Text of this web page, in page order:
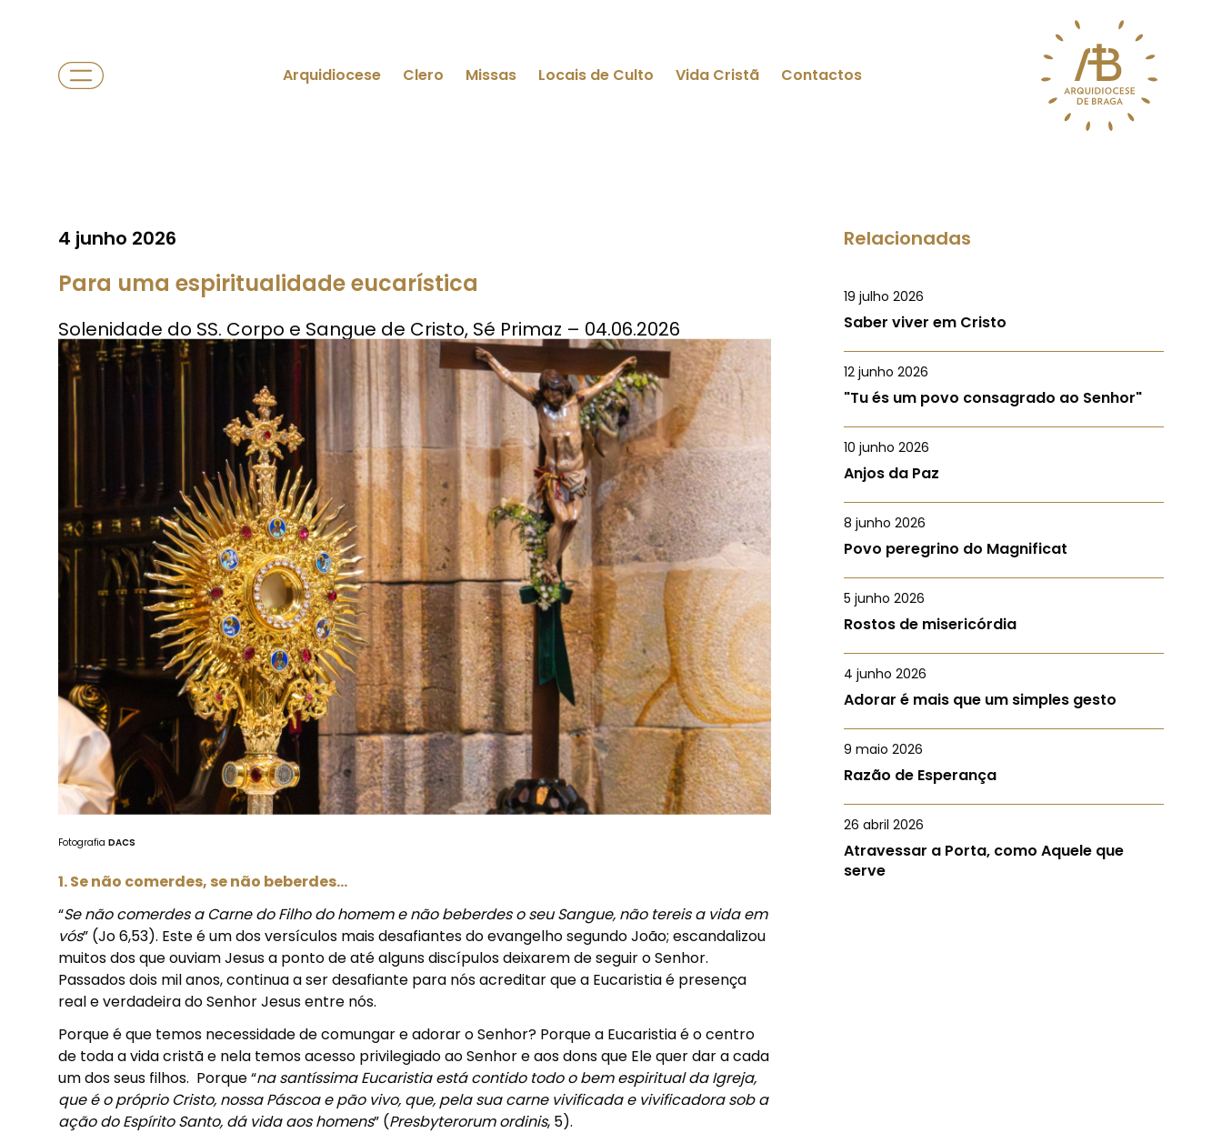
Arquidiocese Clero Missas Locais de Culto Vida Cristã Contactos
4 junho 2026
Para uma espiritualidade eucarística
Solenidade do SS. Corpo e Sangue de Cristo, Sé Primaz – 04.06.2026
Fotografia DACS
1. Se não comerdes, se não beberdes...
“Se não comerdes a Carne do Filho do homem e não beberdes o seu Sangue, não tereis a vida em
vós” (Jo 6,53). Este é um dos versículos mais desafiantes do evangelho segundo João; escandalizou
muitos dos que ouviam Jesus a ponto de até alguns discípulos deixarem de seguir o Senhor.
Passados dois mil anos, continua a ser desafiante para nós acreditar que a Eucaristia é presença
real e verdadeira do Senhor Jesus entre nós.
Porque é que temos necessidade de comungar e adorar o Senhor? Porque a Eucaristia é o centro
de toda a vida cristã e nela temos acesso privilegiado ao Senhor e aos dons que Ele quer dar a cada
um dos seus filhos. Porque “na santíssima Eucaristia está contido todo o bem espiritual da Igreja,
que é o próprio Cristo, nossa Páscoa e pão vivo, que, pela sua carne vivificada e vivificadora sob a
ação do Espírito Santo, dá vida aos homens” (Presbyterorum ordinis, 5).
Relacionadas
19 julho 2026
Saber viver em Cristo
12 junho 2026
"Tu és um povo consagrado ao Senhor"
10 junho 2026
Anjos da Paz
8 junho 2026
Povo peregrino do Magnificat
5 junho 2026
Rostos de misericórdia
4 junho 2026
Adorar é mais que um simples gesto
9 maio 2026
Razão de Esperança
26 abril 2026
Atravessar a Porta, como Aquele que
serve